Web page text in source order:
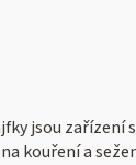
jsou zařízení
kouření a